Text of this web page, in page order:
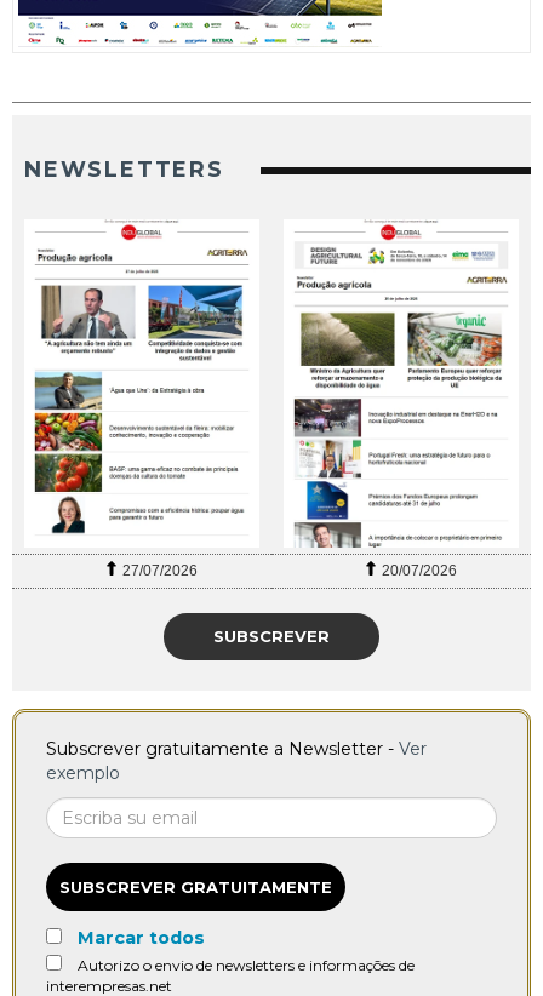
NEWSLETTERS
27/07/2026 20/07/2026
SUBSCREVER
Subscrever gratuitamente a Newsletter - Ver
exemplo
SUBSCREVER GRATUITAMENTE
Marcar todos
Autorizo o envio de newsletters e informações de
interempresas.net